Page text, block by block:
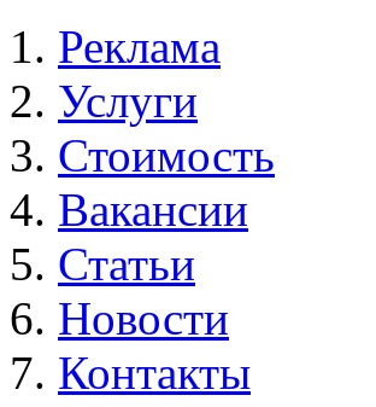
Реклама
Услуги
Стоимость
Вакансии
Статьи
Новости
Контакты